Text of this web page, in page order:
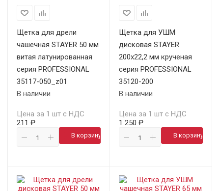
Щетка для дрели
чашечная STAYER 50 мм
витая латунированная
серия PROFESSIONAL
35117-050_z01
В наличии
Цена за 1 шт с НДС
211 ₽
В корзину
Щетка для УШМ
дисковая STAYER
200х22,2 мм крученая
серия PROFESSIONAL
35120-200
В наличии
Цена за 1 шт с НДС
1 250 ₽
В корзину